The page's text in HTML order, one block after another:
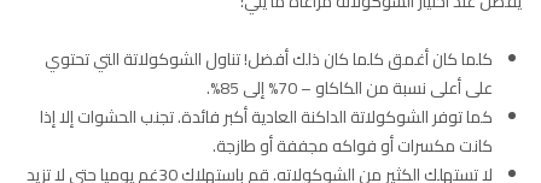
كلما كان أغمق كلما كان ذلك أفضل! تناول الشوكولاتة التي تحتوي
على أعلى نسبة من الكاكاو – 70% إلى 85%.
كما توفر الشوكولاتة الداكنة العادية أكبر فائدة. تجنب الحشوات إلا إذا
كانت مكسرات أو فواكه مجففة أو طازجة.
لا تستهلك الكثير من الشوكولاته. قم باستهلاك 30غم يوميا حتى لا تزيد